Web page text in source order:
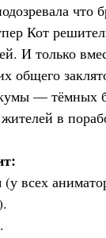
что
Кот
И только
общего
— тёмных
в
всех